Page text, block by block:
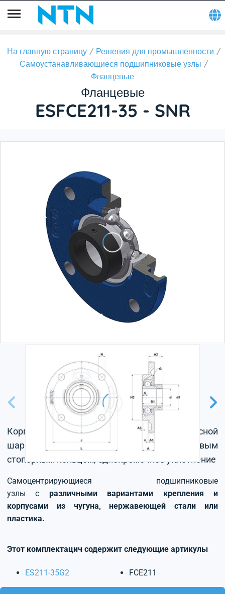
На главную страницу
Решения для промышленности
Самоустанавливающиеся подшипниковые узлы
Фланцевые
Фланцевые
ESFCE211-35 - SNR
Корпус из серого чугуна, радиальный корпусной
шарикоподшипник с эксцентриковым
стопорным кольцом, однокромочное уплотнение
Самоцентрирующиеся подшипниковые
узлы с различными вариантами крепления и
корпусами из чугуна, нержавеющей стали или
пластика.
Этот комплектацич содержит следующие артикулы
ES211-35G2 FCE211